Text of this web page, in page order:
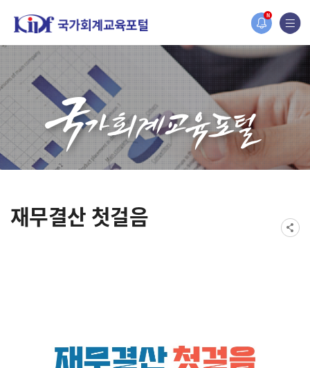
N
2019년도 국가회계 전문교육 사전수요조사
[설문조사] 2019년도 국가회계 전문교육 사
재무결산 첫걸음